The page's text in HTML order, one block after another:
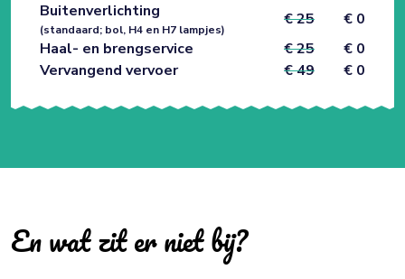
Buitenverlichting
(standaard; bol, H4 en H7 lampjes)
€ 25
€ 0
Haal- en brengservice
€ 25
€ 0
Vervangend vervoer
€ 49 € 0
En wat zit er niet bij?